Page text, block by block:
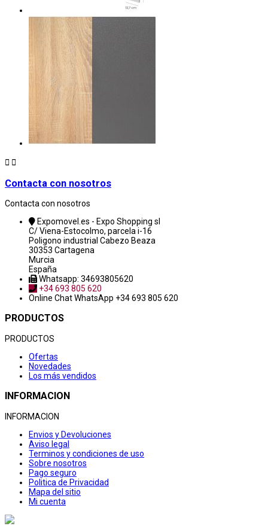
 
Contacta con nosotros
Contacta con nosotros
Expomovel.es - Expo Shopping sl
C/ Viena-Estocolmo, parcela i-16
Poligono industrial Cabezo Beaza
30353 Cartagena
Murcia
España
Whatsapp: 34693805620
+34 693 805 620
Online ChatWhatsApp +34 693 805 620
PRODUCTOS
PRODUCTOS
Ofertas
Novedades
Los más vendidos
INFORMACION
INFORMACION
Envios y Devoluciones
Aviso legal
Terminos y condiciones de uso
Sobre nosotros
Pago seguro
Politica de Privacidad
Mapa del sitio
Mi cuenta